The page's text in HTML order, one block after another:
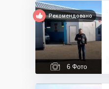
Рекомендовано
6 Фото